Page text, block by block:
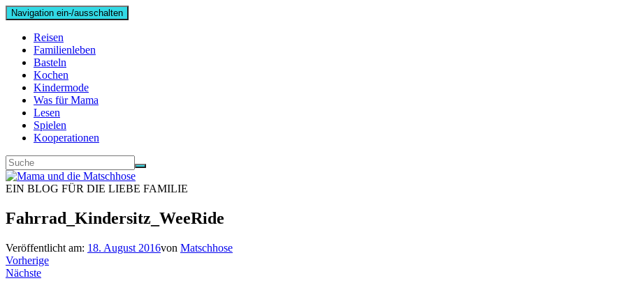
Navigation ein-/ausschalten
Reisen
Familienleben
Basteln
Kochen
Kindermode
Was für Mama
Lesen
Spielen
Kooperationen
EIN BLOG FÜR DIE LIEBE FAMILIE
Fahrrad_Kindersitz_WeeRide
Veröffentlicht am: 18. August 2016von Matschhose
Vorherige
Nächste